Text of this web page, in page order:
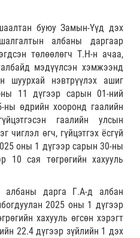
буюу Замын-Үүд дэх
албаны даргаар
төлөөлөгч Т.Н-н ачаа,
мэдүүлсэн хэмжээнд
шуурхай нэвтрүүлэх ашиг
11 дүгээр сарын 01-ний
өдрийн хооронд гаалийн
гаалийн улсын
чиглэл өгч, гүйцэтгэх ёсгүй
оны 1 дүгээр сарын 30-ны
10 сая төгрөгийн хахууль
дарга Г.А-д албан
2025 оны 1 дүгээр
хахууль өгсөн хэрэгт
22.4 дүгээр зүйлийн 1 дэх